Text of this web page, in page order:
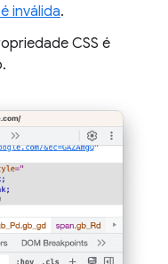
inválida.
CSS é